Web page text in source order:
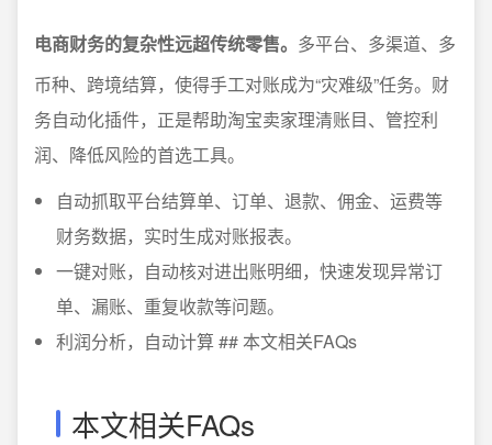
电商财务的复杂性远超传统零售。 多平台、多渠道、多
币种、跨境结算，使得手工对账成为“灾难级”任务。财
务自动化插件，正是帮助淘宝卖家理清账目、管控利
润、降低风险的首选工具。
自动抓取平台结算单、订单、退款、佣金、运费等
财务数据，实时生成对账报表。
一键对账，自动核对进出账明细，快速发现异常订
单、漏账、重复收款等问题。
利润分析，自动计算 ## 本文相关FAQs
本文相关FAQs